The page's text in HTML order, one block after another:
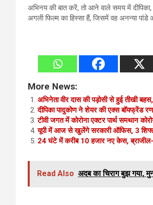
अभिनय की बात करें, तो आने वाले समय में
अगली फिल्म का हिस्सा हैं, जिसमें वह अनन्या पांडे
More News:
अभिनेता वीर दास की पड़ोसी से हुई तीखी
दीपिका पादुकोण ने शेयर की एक्स बॉयफ्रेंड
टीवी जगत में कोरोना एक्टर पार्थ समथान
यूपी में आज से खुलेंगे सरकारी ऑफिस, 3 शिफ्ट
24 घंटे में करीब 10 हजार नए केस,
Read Also अदब का चिराग बुझ गया,